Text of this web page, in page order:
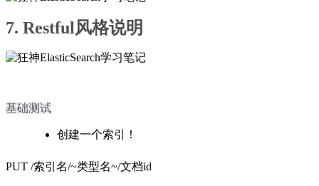
7. Restful风格说明
基础测试
创建一个索引！
PUT /索引名/~类型名~/文档id